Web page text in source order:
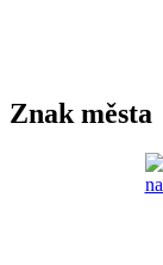
Znak města